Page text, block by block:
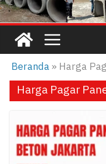
Beranda» Harga
Harga Pagar